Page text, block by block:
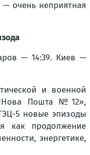
очень неприятная
— 14:39. Киев —
и военной
Пошта №12»,
5 новые эпизоды
как продолжение
энергетике,